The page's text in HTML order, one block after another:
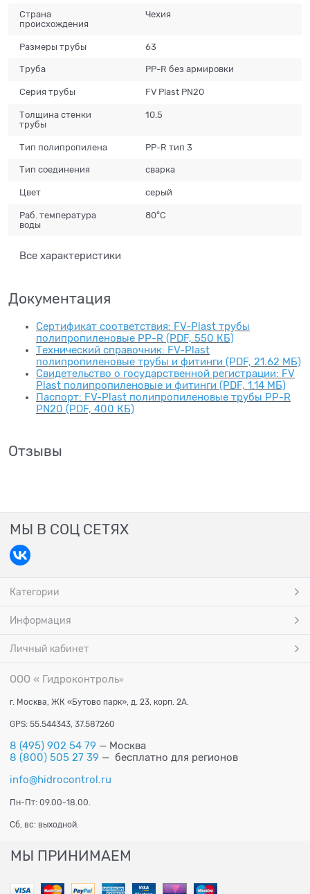
Страна
происхождения
Чехия
Размеры трубы 63
Труба PP-R без армировки
Серия трубы FV Plast PN20
Толщина стенки
трубы
10.5
Тип полипропилена PP-R тип 3
Тип соединения сварка
Цвет серый
Раб. температура
воды
80°C
Все характеристики
Документация
Сертификат соответствия: FV-Plast трубы
полипропиленовые PP-R (PDF, 550 КБ)
Технический справочник: FV-Plast
полипропиленовые трубы и фитинги (PDF, 21.62 МБ)
Свидетельство о государственной регистрации: FV
Plast полипропиленовые и фитинги (PDF, 1.14 МБ)
Паспорт: FV-Plast полипропиленовые трубы PP-R
PN20 (PDF, 400 КБ)
Отзывы
МЫ В СОЦ СЕТЯХ
Категории
Информация
Личный кабинет
ООО « Гидроконтроль»
г. Москва, ЖК «Бутово парк», д. 23, корп. 2А.
GPS: 55.544343, 37.587260
8 (495) 902 54 79 — Москва
8 (800) 505 27 39 — бесплатно для регионов
info@hidrocontrol.ru
Пн-Пт: 09.00-18.00.
Сб, вс: выходной.
МЫ ПРИНИМАЕМ